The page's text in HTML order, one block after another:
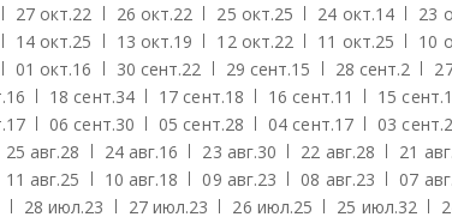
27 окт.22 26 окт.22 25 окт.25 24 окт.14 23
14 окт.25 13 окт.19 12 окт.22 11 окт.25 10
01 окт.16 30 сент.22 29 сент.15 28 сент.2
16 18 сент.34 17 сент.18 16 сент.11 15 сент.
17 06 сент.30 05 сент.28 04 сент.17 03 сент.
25 авг.28 24 авг.16 23 авг.30 22 авг.28 21 авг.
11 авг.25 10 авг.18 09 авг.23 08 авг.23 07 авг.
28 июл.23 27 июл.23 26 июл.25 25 июл.32